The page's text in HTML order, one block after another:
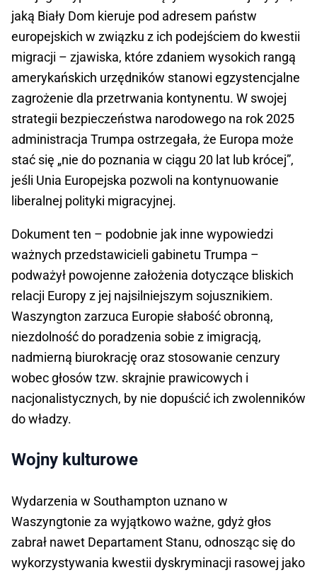
jaką Biały Dom kieruje pod adresem państw
europejskich w związku z ich podejściem do kwestii
migracji – zjawiska, które zdaniem wysokich rangą
amerykańskich urzędników stanowi egzystencjalne
zagrożenie dla przetrwania kontynentu. W swojej
strategii bezpieczeństwa narodowego na rok 2025
administracja Trumpa ostrzegała, że Europa może
stać się „nie do poznania w ciągu 20 lat lub krócej”,
jeśli Unia Europejska pozwoli na kontynuowanie
liberalnej polityki migracyjnej.
Dokument ten – podobnie jak inne wypowiedzi
ważnych przedstawicieli gabinetu Trumpa –
podważył powojenne założenia dotyczące bliskich
relacji Europy z jej najsilniejszym sojusznikiem.
Waszyngton zarzuca Europie słabość obronną,
niezdolność do poradzenia sobie z imigracją,
nadmierną biurokrację oraz stosowanie cenzury
wobec głosów tzw. skrajnie prawicowych i
nacjonalistycznych, by nie dopuścić ich zwolenników
do władzy.
Wojny kulturowe
Wydarzenia w Southampton uznano w
Waszyngtonie za wyjątkowo ważne, gdyż głos
zabrał nawet Departament Stanu, odnosząc się do
wykorzystywania kwestii dyskryminacji rasowej jako